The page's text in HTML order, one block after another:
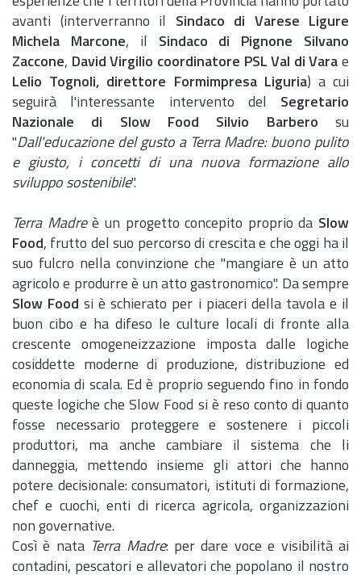
avanti (interverranno il Sindaco di Varese Ligure
Michela Marcone, il Sindaco di Pignone Silvano
Zaccone, David Virgilio coordinatore PSL Val di Vara e
Lelio Tognoli, direttore Formimpresa Liguria) a cui
seguirà l'interessante intervento del Segretario
Nazionale di Slow Food Silvio Barbero su
"Dall'educazione del gusto a Terra Madre: buono pulito
e giusto, i concetti di una nuova formazione allo
sviluppo sostenibile".
Terra Madreè un progetto concepito proprio da Slow
Food, frutto del suo percorso di crescita e che oggi ha il
suo fulcro nella convinzione che "mangiare è un atto
agricolo e produrre è un atto gastronomico". Da sempre
Slow Food si è schierato per i piaceri della tavola e il
buon cibo e ha difeso le culture locali di fronte alla
crescente omogeneizzazione imposta dalle logiche
cosiddette moderne di produzione, distribuzione ed
economia di scala. Ed è proprio seguendo fino in fondo
queste logiche che Slow Food si è reso conto di quanto
fosse necessario proteggere e sostenere i piccoli
produttori, ma anche cambiare il sistema che li
danneggia, mettendo insieme gli attori che hanno
potere decisionale: consumatori, istituti di formazione,
chef e cuochi, enti di ricerca agricola, organizzazioni
non governative.
Così è nata Terra Madre: per dare voce e visibilità ai
contadini, pescatori e allevatori che popolano il nostro